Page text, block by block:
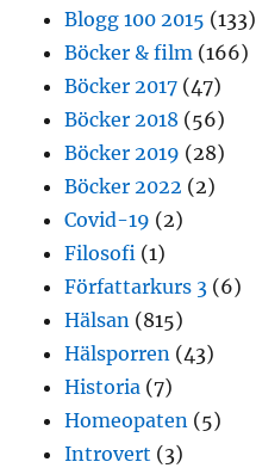
Blogg 100 2015 (133)
Böcker & film (166)
Böcker 2017 (47)
Böcker 2018 (56)
Böcker 2019 (28)
Böcker 2022 (2)
Covid-19 (2)
Filosofi (1)
Författarkurs 3 (6)
Hälsan (815)
Hälsporren (43)
Historia (7)
Homeopaten (5)
Introvert (3)